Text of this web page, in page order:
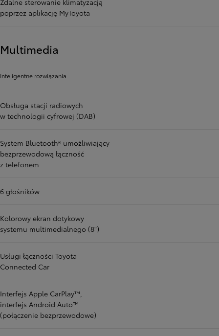
Zdalne sterowanie klimatyzacją
poprzez aplikację MyToyota
Multimedia
Inteligentne rozwiązania
Obsługa stacji radiowych
w technologii cyfrowej (DAB)
System Bluetooth® umożliwiający
bezprzewodową łączność
z telefonem
6 głośników
Kolorowy ekran dotykowy
systemu multimedialnego (8")
Usługi łączności Toyota
Connected Car
Interfejs Apple CarPlay™,
interfejs Android Auto™
(połączenie bezprzewodowe)